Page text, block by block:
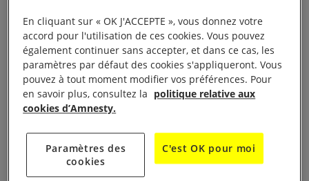
Imaginer des solutions créatives pour lutter contre
les discriminations.
Recevez gratuitement le
livret pédagogique.
Version numérique.
En cliquant sur « OK J'ACCEPTE », vous donnez votre
accord pour l'utilisation de ces cookies. Vous pouvez
également continuer sans accepter, et dans ce cas, les
paramètres par défaut des cookies s'appliqueront. Vous
pouvez à tout moment modifier vos préférences. Pour
en savoir plus, consultez la politique relative aux
cookies d’Amnesty.
Paramètres des
cookies
C'est OK pour moi